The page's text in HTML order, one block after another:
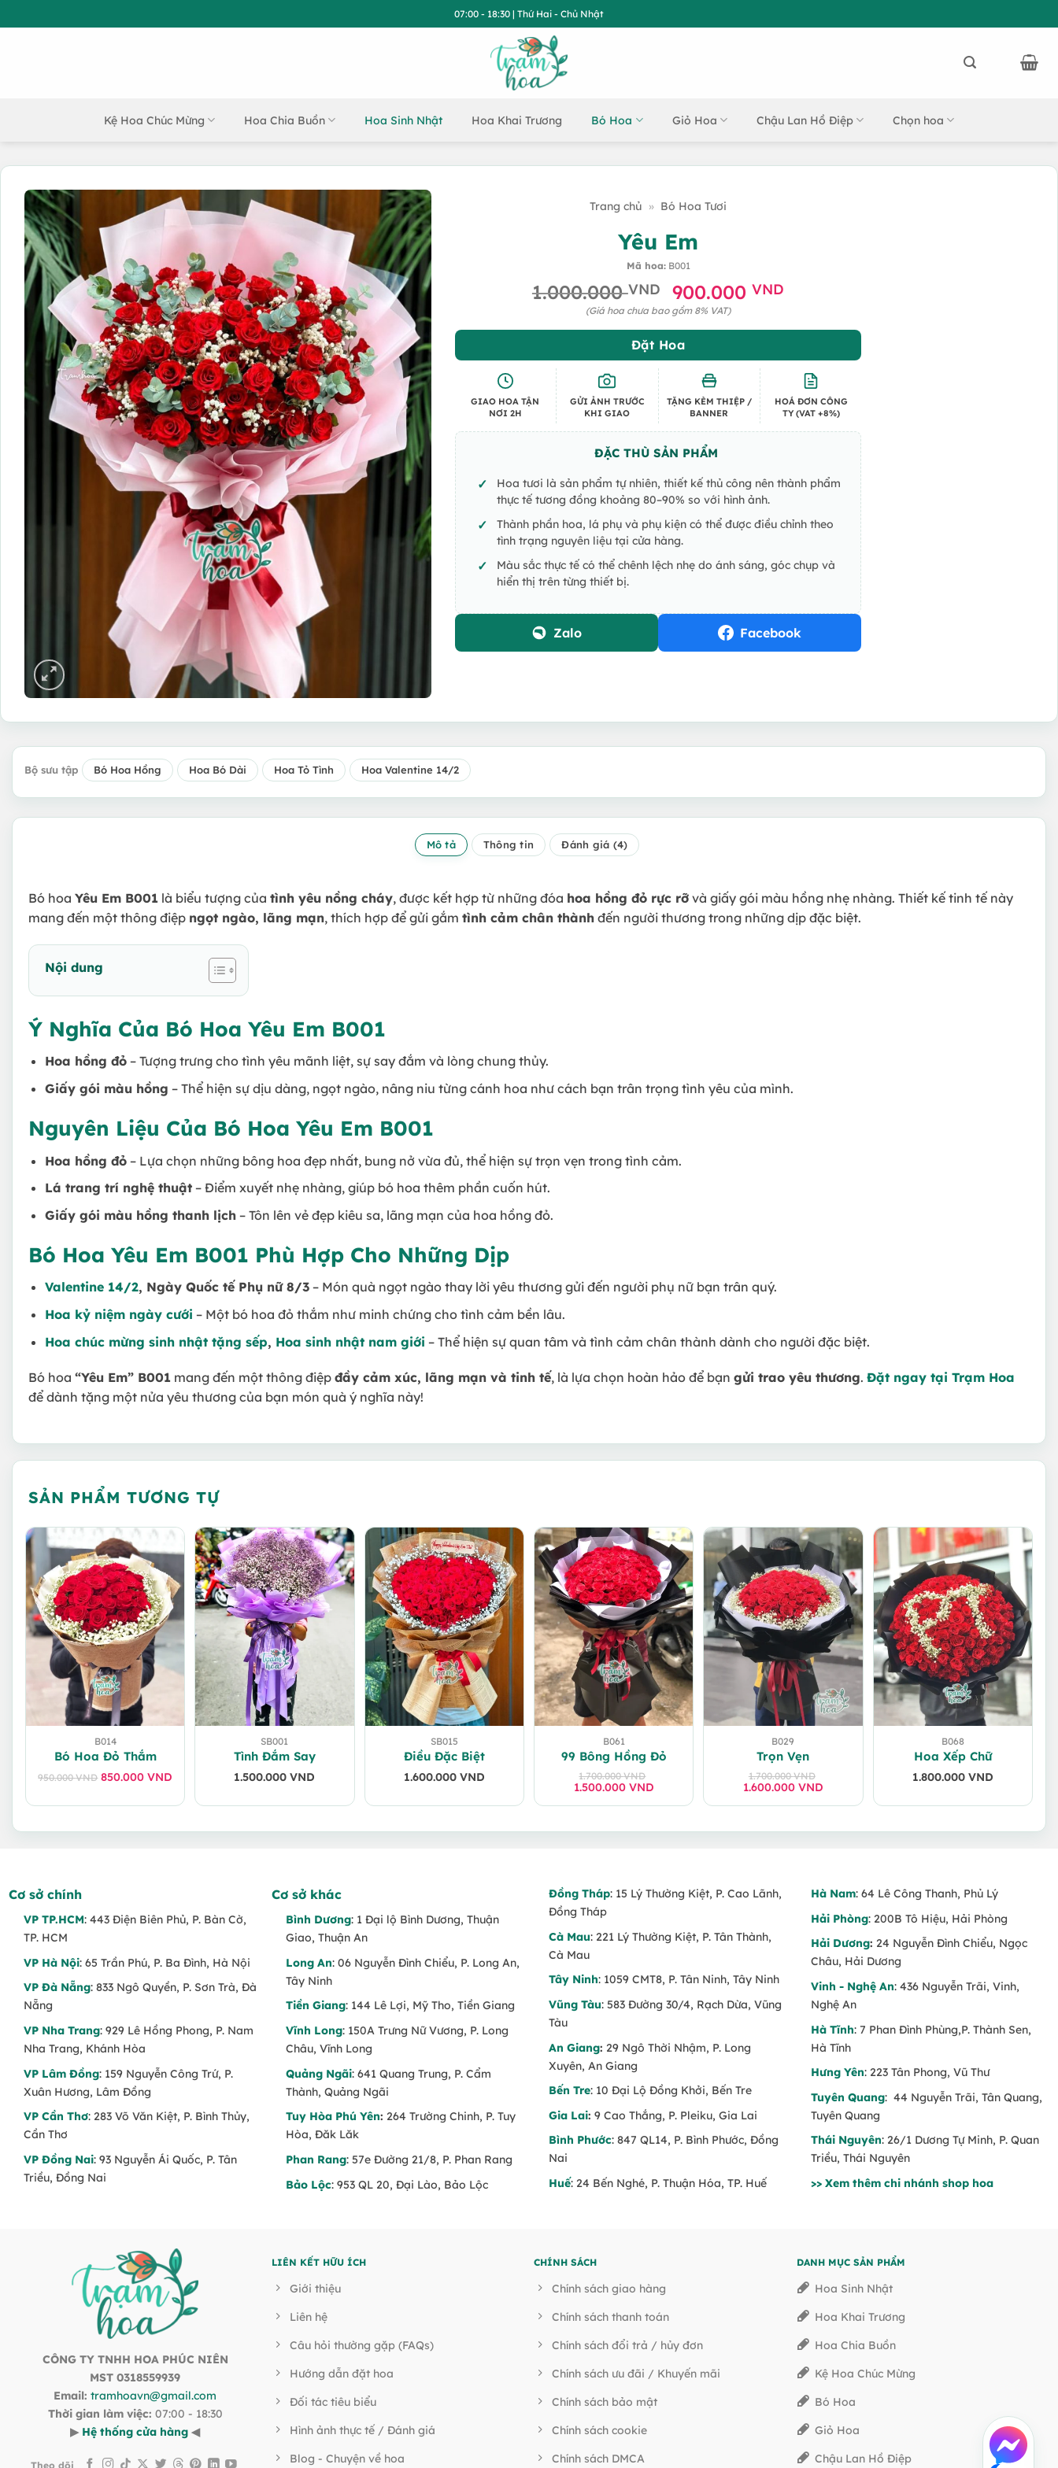
qua
07:00 - 18:30 | Thứ Hai - Chủ Nhật
Kệ Hoa Chúc Mừng Hoa Chia Buồn Hoa Sinh Nhật Hoa Khai Trương Bó Hoa Giỏ Hoa Chậu Lan Hồ Điệp Chọn hoa
Trang chủ » Bó Hoa Tươi
Yêu Em
Mã hoa:B001
1.000.000VND
Giá
gốc
là:
1.000.000 VND.
900.000VND
tại
900.000 VND.
(Giá hoa chưa bao gồm 8% VAT)
Đặt Hoa
GIAO HOA TẬN
NƠI 2H
GỬI ẢNH TRƯỚC
KHI GIAO
TẶNG KÈM THIỆP /
BANNER
HOÁ ĐƠN CÔNG
TY (VAT +8%)
ĐẶC THÙ SẢN PHẨM
Hoa tươi là sản phẩm tự nhiên, thiết kế thủ công nên thành phẩm
thực tế tương đồng khoảng 80–90% so với hình ảnh.
Thành phần hoa, lá phụ và phụ kiện có thể được điều chỉnh theo
tình trạng nguyên liệu tại cửa hàng.
Màu sắc thực tế có thể chênh lệch nhẹ do ánh sáng, góc chụp và
hiển thị trên từng thiết bị.
Zalo Facebook
Bộ sưu tập Bó Hoa Hồng Hoa Bó Dài Hoa Tỏ Tình Hoa Valentine 14/2
Mô tả Thông tin Đánh giá (4)
Bó hoa Yêu Em B001 là biểu tượng của tình yêu nồng cháy, được kết hợp từ những đóa hoa hồng đỏ rực rỡ và giấy gói màu hồng nhẹ nhàng. Thiết kế tinh tế này
mang đến một thông điệp ngọt ngào, lãng mạn, thích hợp để gửi gắm tình cảm chân thành đến người thương trong những dịp đặc biệt.
Nội dung
Ý Nghĩa Của Bó Hoa Yêu Em B001
Hoa hồng đỏ– Tượng trưng cho tình yêu mãnh liệt, sự say đắm và lòng chung thủy.
Giấy gói màu hồng – Thể hiện sự dịu dàng, ngọt ngào, nâng niu từng cánh hoa như cách bạn trân trọng tình yêu của mình.
Nguyên Liệu Của Bó Hoa Yêu Em B001
Hoa hồng đỏ– Lựa chọn những bông hoa đẹp nhất, bung nở vừa đủ, thể hiện sự trọn vẹn trong tình cảm.
Lá trang trí nghệ thuật– Điểm xuyết nhẹ nhàng, giúp bó hoa thêm phần cuốn hút.
Giấy gói màu hồng thanh lịch– Tôn lên vẻ đẹp kiêu sa, lãng mạn của hoa hồng đỏ.
Bó Hoa Yêu Em B001 Phù Hợp Cho Những Dịp
Valentine 14/2, Ngày Quốc tế Phụ nữ 8/3– Món quà ngọt ngào thay lời yêu thương gửi đến người phụ nữ bạn trân quý.
Hoa kỷ niệm ngày cưới – Một bó hoa đỏ thắm như minh chứng cho tình cảm bền lâu.
Hoa chúc mừng sinh nhật tặng sếp, Hoa sinh nhật nam giới – Thể hiện sự quan tâm và tình cảm chân thành dành cho người đặc biệt.
Bó hoa “Yêu Em” B001 mang đến một thông điệp đầy cảm xúc, lãng mạn và tinh tế, là lựa chọn hoàn hảo để bạn gửi trao yêu thương. Đặt ngay tại Trạm Hoa
để dành tặng một nửa yêu thương của bạn món quà ý nghĩa này!
SẢN PHẨM TƯƠNG TỰ
B014
Bó Hoa Đỏ Thắm
950.000VND Giá
là:
850.000 VND
Giá
tại
850.000 VND.
SB001
Tình Đắm Say
1.500.000VND
SB015
Điều Đặc Biệt
1.600.000 VND
B061
99 Bông Hồng Đỏ
1.700.000VND
Giá
1.500.000 VND
Giá
B029
Trọn Vẹn
1.700.000VND
Giá
1.600.000 VND
Giá
B068
Hoa Xếp Chữ
1.800.000 VND
Cơ sở chính
VP TP.HCM: 443 Điện Biên Phủ, P. Bàn Cờ,
TP. HCM
VP Hà Nội: 65 Trần Phú, P. Ba Đình, Hà Nội
VP Đà Nẵng: 833 Ngô Quyền, P. Sơn Trà, Đà
Nẵng
VP Nha Trang: 929 Lê Hồng Phong, P. Nam
Nha Trang, Khánh Hòa
VP Lâm Đồng: 159 Nguyễn Công Trứ, P.
Xuân Hương, Lâm Đồng
VP Cần Thơ: 283 Võ Văn Kiệt, P. Bình Thủy,
Cần Thơ
VP Đồng Nai: 93 Nguyễn Ái Quốc, P. Tân
Triều, Đồng Nai
Cơ sở khác
Bình Dương: 1 Đại lộ Bình Dương, Thuận
Giao, Thuận An
Long An: 06 Nguyễn Đình Chiểu, P. Long An,
Tây Ninh
Tiền Giang: 144 Lê Lợi, Mỹ Tho, Tiền Giang
Vĩnh Long: 150A Trưng Nữ Vương, P. Long
Châu, Vĩnh Long
Quảng Ngãi: 641 Quang Trung, P. Cẩm
Thành, Quảng Ngãi
Tuy Hòa Phú Yên: 264 Trường Chinh, P. Tuy
Hòa, Đăk Lăk
Phan Rang: 57e Đường 21/8, P. Phan Rang
Bảo Lộc: 953 QL 20, Đại Lào, Bảo Lộc
Đồng Tháp: 15 Lý Thường Kiệt, P. Cao Lãnh,
Đồng Tháp
Cà Mau: 221 Lý Thường Kiệt, P. Tân Thành,
Cà Mau
Tây Ninh: 1059 CMT8, P. Tân Ninh, Tây Ninh
Vũng Tàu: 583 Đường 30/4, Rạch Dừa, Vũng
Tàu
An Giang: 29 Ngô Thời Nhậm, P. Long
Xuyên, An Giang
Bến Tre: 10 Đại Lộ Đồng Khởi, Bến Tre
Gia Lai: 9 Cao Thắng, P. Pleiku, Gia Lai
Bình Phước: 847 QL14, P. Bình Phước, Đồng
Nai
Huế: 24 Bến Nghé, P. Thuận Hóa, TP. Huế
Hà Nam: 64 Lê Công Thanh, Phủ Lý
Hải Phòng: 200B Tô Hiệu, Hải Phòng
Hải Dương: 24 Nguyễn Đình Chiểu, Ngọc
Châu, Hải Dương
Vinh - Nghệ An: 436 Nguyễn Trãi, Vinh,
Nghệ An
Hà Tĩnh: 7 Phan Đình Phùng,P. Thành Sen,
Hà Tĩnh
Hưng Yên: 223 Tân Phong, Vũ Thư
Tuyên Quang: 44 Nguyễn Trãi, Tân Quang,
Tuyên Quang
Thái Nguyên: 26/1 Dương Tự Minh, P. Quan
Triều, Thái Nguyên
>> Xem thêm chi nhánh shop hoa
CÔNG TY TNHH HOA PHÚC NIÊN
MST 0318559939
Email: tramhoavn@gmail.com
Thời gian làm việc: 07:00 - 18:30
▶ Hệ thống cửa hàng ◀
Theo dõi
LIÊN KẾT HỮU ÍCH
Giới thiệu
Liên hệ
Câu hỏi thường gặp (FAQs)
Hướng dẫn đặt hoa
Đối tác tiêu biểu
Hình ảnh thực tế / Đánh giá
Blog - Chuyện về hoa
CHÍNH SÁCH
Chính sách giao hàng
Chính sách thanh toán
Chính sách đổi trả / hủy đơn
Chính sách ưu đãi / Khuyến mãi
Chính sách bảo mật
Chính sách cookie
Chính sách DMCA
DANH MỤC SẢN PHẨM
Hoa Sinh Nhật
Hoa Khai Trương
Hoa Chia Buồn
Kệ Hoa Chúc Mừng
Bó Hoa
Giỏ Hoa
Chậu Lan Hồ Điệp